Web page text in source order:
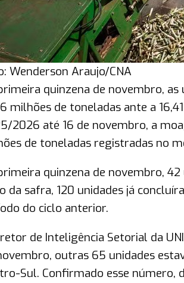
Wenderson Araujo/CNA
quinzena de novembro,
milhões de toneladas ante a
2026 até 16 de novembro, a
de toneladas registradas no
quinzena de novembro,
da safra, 120 unidades já
do ciclo anterior.
de Inteligência Setorial da
outras 65 unidades
Sul. Confirmado esse número,